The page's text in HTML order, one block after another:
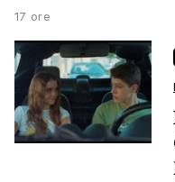
17 ore